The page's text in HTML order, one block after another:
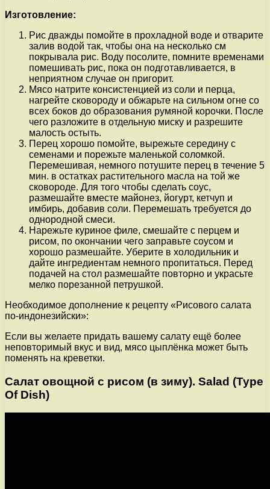
Изготовление:
Рис дважды помойте в прохладной воде и отварите
залив водой так, чтобы она на несколько см
покрывала рис. Воду посолите, помните временами
помешивать рис, пока он подготавливается, в
неприятном случае он пригорит.
Мясо натрите консистенцией из соли и перца,
нагрейте сковороду и обжарьте на сильном огне со
всех боков до образования румяной корочки. После
чего разложите в отдельную миску и разрешите
малость остыть.
Перец хорошо помойте, вырежьте середину с
семенами и порежьте маленькой соломкой.
Перемешивая, немного потушите перец в течение 5
мин. в остатках растительного масла на той же
сковороде. Для того чтобы сделать соус,
размешайте вместе майонез, йогурт, кетчуп и
имбирь, добавив соли. Перемешать требуется до
однородной смеси.
Нарежьте куриное филе, смешайте с перцем и
рисом, по окончании чего заправьте соусом и
хорошо размешайте. Уберите в холодильник и
дайте ингредиентам немного пропитаться. Перед
подачей на стол размешайте повторно и украсьте
мелко порезанной петрушкой.
Необходимое дополнение к рецепту «Рисового салата
по-индонезийски»:
Если вы желаете придать вашему салату ещё более
неповторимый вкус и вид, мясо цыплёнка может быть
поменять на креветки.
Салат овощной с рисом (в зиму). Salad (Type
Of Dish)